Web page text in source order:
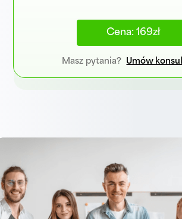
Cena: 169zł
Masz pytania? Umów